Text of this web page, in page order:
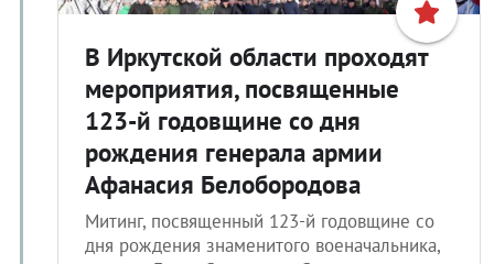
В Иркутской области проходят
мероприятия, посвященные
123-й годовщине со дня
рождения генерала армии
Афанасия Белобородова
Митинг, посвященный 123-й годовщине со
дня рождения знаменитого военачальника,